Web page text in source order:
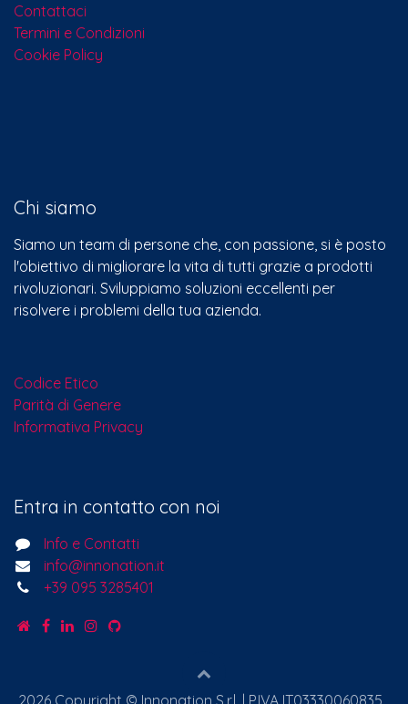
Contattaci​
Termini e Condizioni
Cookie Policy
Chi siamo
Siamo un team di persone che, con passione, si è posto
l'obiettivo di migliorare la vita di tutti grazie a prodotti
rivoluzionari. Sviluppiamo soluzioni eccellenti per
risolvere i problemi della tua azienda.
Codice Etico
Parità di Genere
Informativa Privacy
Entra in contatto con noi
Info e Contatti
info@innonation.it
+39 095 3285401
2026 Copyright © Innonation S.r.l. | P.IVA IT03330060835